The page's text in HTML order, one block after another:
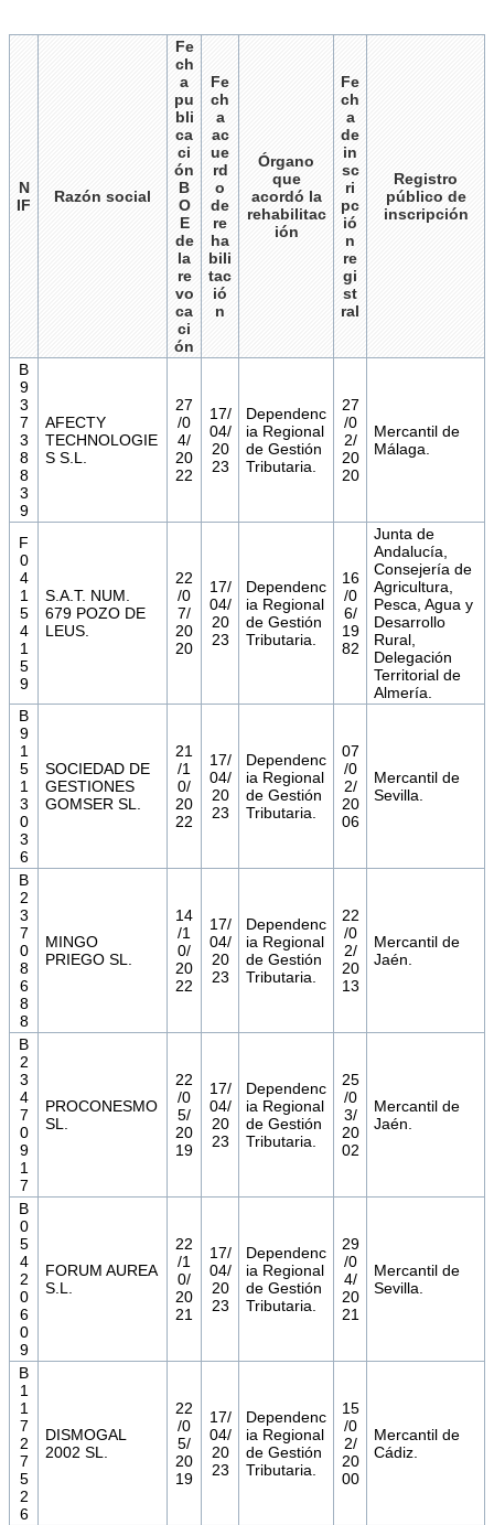
N
IF
Razón social
Fe
ch
a
pu
bli
ca
ci
ón
B
O
E
de
la
re
vo
ca
ci
ón
Fe
ch
a
ac
ue
rd
o
de
re
ha
bili
tac
ió
n
Órgano
que
acordó la
rehabilitac
ión
Fe
ch
a
de
in
sc
ri
pc
ió
n
re
gi
st
ral
Registro
público de
inscripción
B
9
3
7
3
8
8
3
9
AFECTY
TECHNOLOGIE
S S.L.
27
/0
4/
20
22
17/
04/
20
23
Dependenc
ia Regional
de Gestión
Tributaria.
27
/0
2/
20
20
Mercantil de
Málaga.
F
0
4
1
5
4
1
5
9
S.A.T. NUM.
679 POZO DE
LEUS.
22
/0
7/
20
20
17/
04/
20
23
Dependenc
ia Regional
de Gestión
Tributaria.
16
/0
6/
19
82
Junta de
Andalucía,
Consejería de
Agricultura,
Pesca, Agua y
Desarrollo
Rural,
Delegación
Territorial de
Almería.
B
9
1
5
1
3
0
3
6
SOCIEDAD DE
GESTIONES
GOMSER SL.
21
/1
0/
20
22
17/
04/
20
23
Dependenc
ia Regional
de Gestión
Tributaria.
07
/0
2/
20
06
Mercantil de
Sevilla.
B
2
3
7
0
8
6
8
8
MINGO
PRIEGO SL.
14
/1
0/
20
22
17/
04/
20
23
Dependenc
ia Regional
de Gestión
Tributaria.
22
/0
2/
20
13
Mercantil de
Jaén.
B
2
3
4
7
0
9
1
7
PROCONESMO
SL.
22
/0
5/
20
19
17/
04/
20
23
Dependenc
ia Regional
de Gestión
Tributaria.
25
/0
3/
20
02
Mercantil de
Jaén.
B
0
5
4
2
0
6
0
9
FORUM AUREA
S.L.
22
/1
0/
20
21
17/
04/
20
23
Dependenc
ia Regional
de Gestión
Tributaria.
29
/0
4/
20
21
Mercantil de
Sevilla.
B
1
1
7
2
7
5
2
6
DISMOGAL
2002 SL.
22
/0
5/
20
19
17/
04/
20
23
Dependenc
ia Regional
de Gestión
Tributaria.
15
/0
2/
20
00
Mercantil de
Cádiz.